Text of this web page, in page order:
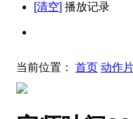
[清空] 播放记录
当前位置： 首页 动作